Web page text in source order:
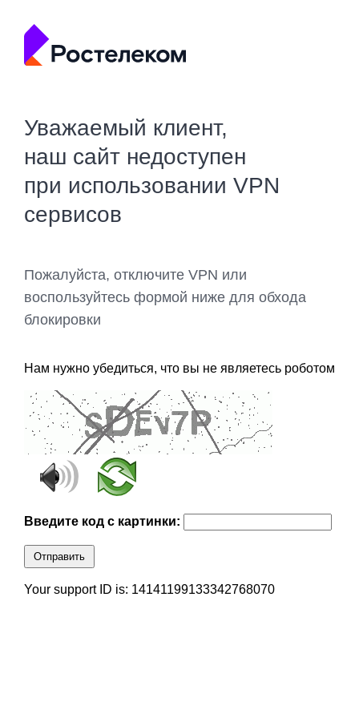
Уважаемый клиент,
наш сайт недоступен
при использовании VPN
сервисов
Пожалуйста, отключите VPN или
воспользуйтесь формой ниже для обхода
блокировки
Нам нужно убедиться, что вы не являетесь роботом
Введите код с картинки:
Отправить
Your support ID is: 14141199133342768070